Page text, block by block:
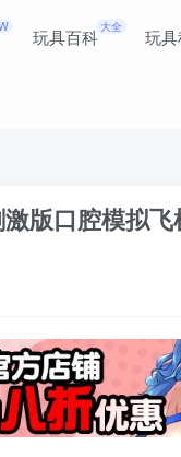
玩具百科 大全 玩
版口腔模拟